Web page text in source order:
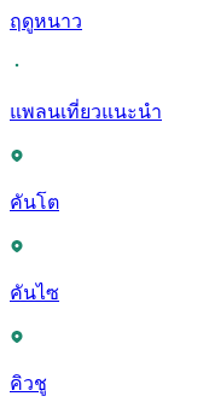
ฤดูหนาว
แพลนเที่ยวแนะนำ
คันโต
คันไซ
คิวชู